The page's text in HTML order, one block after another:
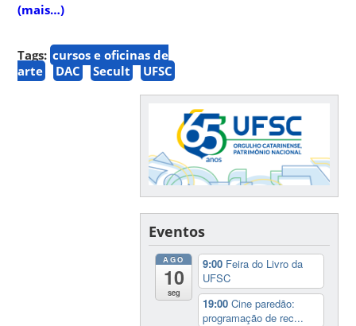
(mais…)
Tags: cursos e oficinas de
arte
DAC Secult UFSC
Eventos
AGO
10
seg
9:00 Feira do Livro da
UFSC
19:00Cine paredão:
programação de rec...